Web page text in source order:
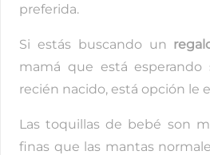
preferida.
Si estás buscando un
mamá que está
recién nacido, está opción le
Las toquillas de bebé son
finas que las mantas